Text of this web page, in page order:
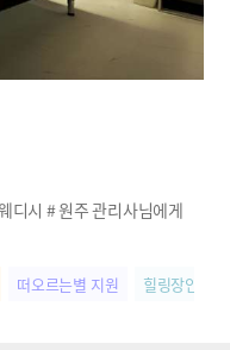
디시 # 원주 관리사님에게
떠오르는별 지원 힐링장인 라라